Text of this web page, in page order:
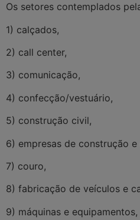
Os setores contemplados
1) calçados,
2) call center,
3) comunicação,
4) confecção/vestuário,
5) construção civil,
6) empresas de construção
7) couro,
8) fabricação de veículos e
9) máquinas e equipamentos,